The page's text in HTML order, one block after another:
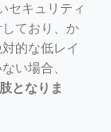
セキュリティ
ており、か
的な低レイ
い場合、
となりま